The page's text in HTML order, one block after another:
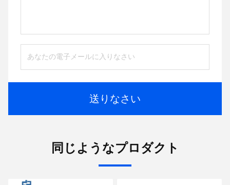
送りなさい
同じようなプロダクト